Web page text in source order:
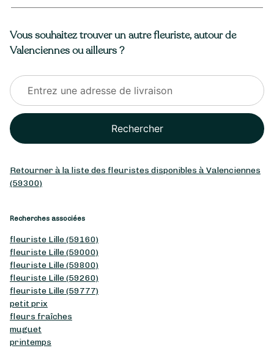
Vous souhaitez trouver un autre fleuriste, autour de
Valenciennes ou ailleurs ?
Rechercher
Retourner à la liste des fleuristes disponibles à Valenciennes
(59300)
Recherches associées
fleuriste Lille (59160)
fleuriste Lille (59000)
fleuriste Lille (59800)
fleuriste Lille (59260)
fleuriste Lille (59777)
petit prix
fleurs fraîches
muguet
printemps